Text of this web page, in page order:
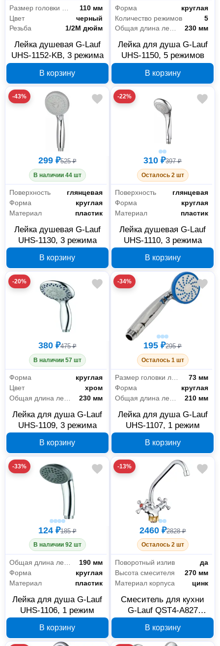
110 мм
Цвет
черный
Резьба
1/2M дюйм
Лейка душевая G-Lauf
UHS-1152-KB, 3 режима
В корзину
Форма
круглая
Количество режимов
5
Общая длина лейки
230 мм
Лейка для душа G-Lauf
UHS-1150, 5 режимов
В корзину
-43%
299 ₽525 ₽
В наличии 44 шт
Поверхность
глянцевая
Форма
круглая
Материал
пластик
Лейка душевая G-Lauf
UHS-1130, 3 режима
В корзину
-22%
310 ₽397 ₽
Осталось 2 шт
Поверхность
глянцевая
Форма
круглая
Материал
пластик
Лейка душевая G-Lauf
UHS-1110, 3 режима
В корзину
-20%
380 ₽475 ₽
В наличии 57 шт
Форма
круглая
Цвет
хром
230 мм
Лейка для душа G-Lauf
UHS-1109, 3 режима
В корзину
-34%
195 ₽295 ₽
Осталось 1 шт
Размер головки лейки
73 мм
Форма
круглая
210 мм
Лейка для душа G-Lauf
UHS-1107, 1 режим
В корзину
-33%
124 ₽185 ₽
В наличии 92 шт
190 мм
Форма
круглая
Материал
пластик
Лейка для душа G-Lauf
UHS-1106, 1 режим
В корзину
-13%
2460 ₽2828 ₽
Осталось 2 шт
Поворотный излив
да
Высота смесителя
270 мм
Материал корпуса
цинк
Смеситель для кухни
G-Lauf QST4-A827
В корзину